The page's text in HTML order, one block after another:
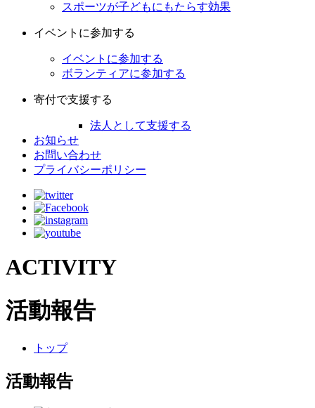
スポーツが子どもにもたらす効果
イベントに参加する
イベントに参加する
ボランティアに参加する
寄付で支援する
法人として支援する
お知らせ
お問い合わせ
プライバシーポリシー
ACTIVITY
活動報告
トップ
活動報告